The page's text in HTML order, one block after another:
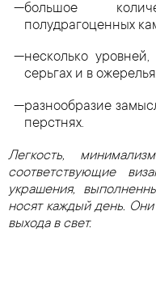
большое
полудрагоценных
несколько
серьгах и в
разнообразие
перстнях.
Легкость,
соответствующие
украшения,
носят каждый день.
выхода в свет.